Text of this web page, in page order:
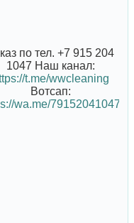
по тел. +7 915 204
1047 Наш канал:
t.me/wwcleaning
Вотсап:
wa.me/79152041047